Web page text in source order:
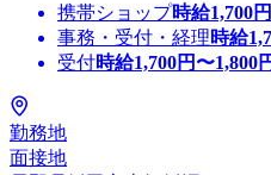
携帯ショップ時給1,700
事務・受付・経理時給
受付時給1,700円〜1,800
勤務地
面接地